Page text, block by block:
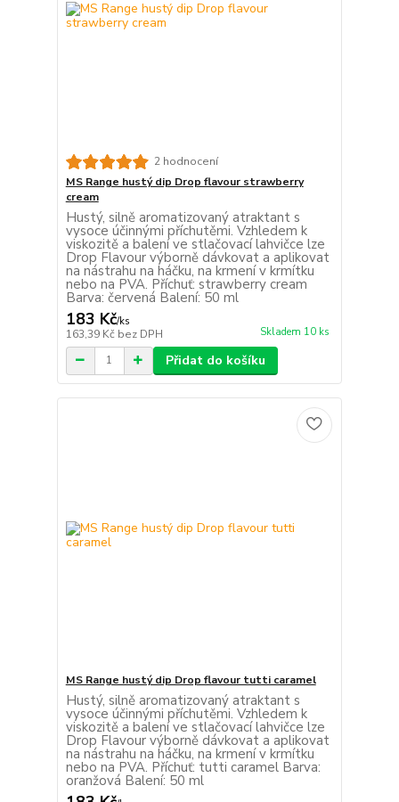
2 hodnocení
MS Range hustý dip Drop flavour strawberry
cream
Hustý, silně aromatizovaný atraktant s
vysoce účinnými příchutěmi. Vzhledem k
viskozitě a balení ve stlačovací lahvičce lze
Drop Flavour výborně dávkovat a aplikovat
na nástrahu na háčku, na krmení v krmítku
nebo na PVA. Příchuť: strawberry cream
Barva: červená Balení: 50 ml
183 Kč/ks
163,39 Kč bez DPH Skladem 10 ks
Přidat do košíku
MS Range hustý dip Drop flavour tutti caramel
Hustý, silně aromatizovaný atraktant s
vysoce účinnými příchutěmi. Vzhledem k
viskozitě a balení ve stlačovací lahvičce lze
Drop Flavour výborně dávkovat a aplikovat
na nástrahu na háčku, na krmení v krmítku
nebo na PVA. Příchuť: tutti caramel Barva:
oranžová Balení: 50 ml